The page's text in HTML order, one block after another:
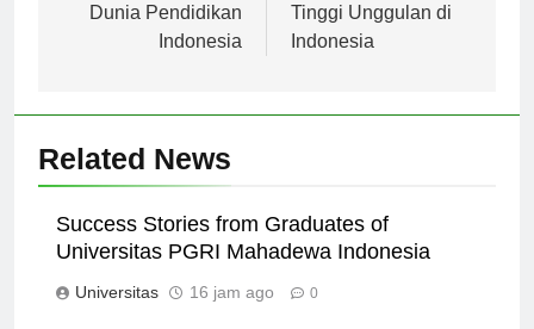
Dunia Pendidikan
Indonesia
Tinggi Unggulan di
Indonesia
Related News
Success Stories from Graduates of
Universitas PGRI Mahadewa Indonesia
Universitas 16 jam ago 0